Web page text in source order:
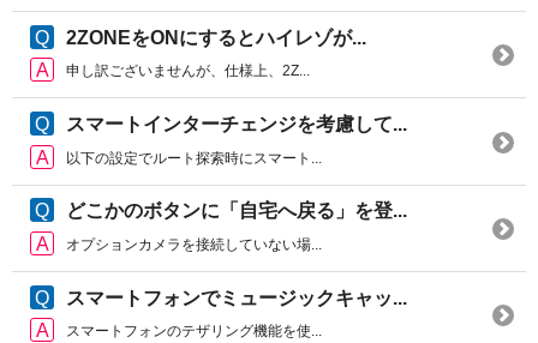
2ZONEをONにするとハイレゾが...
申し訳ございませんが、仕様上、2Z...
スマートインターチェンジを考慮して...
以下の設定でルート探索時にスマート...
どこかのボタンに「自宅へ戻る」を登...
オプションカメラを接続していない場...
スマートフォンでミュージックキャッ...
スマートフォンのテザリング機能を使...